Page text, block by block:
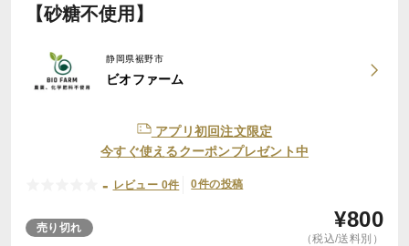
【砂糖不使用】
静岡県裾野市
ビオファーム
アプリ初回注文限定
今すぐ使えるクーポンプレゼント中
- レビュー 0件 0件の投稿
売り切れ ¥800
（税込/送料別）